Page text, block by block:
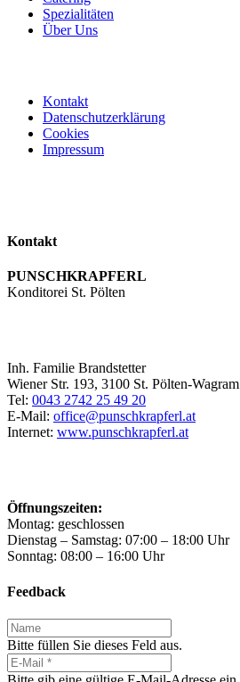
Spezialitäten
Über Uns
Kontakt
Datenschutzerklärung
Cookies
Impressum
Kontakt
PUNSCHKRAPFERL
Konditorei St. Pölten
Inh. Familie Brandstetter
Wiener Str. 193, 3100 St. Pölten-Wagram
Tel: 0043 2742 25 49 20
E-Mail: office@punschkrapferl.at
Internet: www.punschkrapferl.at
Öffnungszeiten:
Montag: geschlossen
Dienstag – Samstag: 07:00 – 18:00 Uhr
Sonntag: 08:00 – 16:00 Uhr
Feedback
Bitte füllen Sie dieses Feld aus.